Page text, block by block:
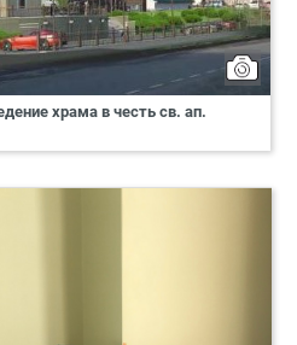
храма в честь св. ап.